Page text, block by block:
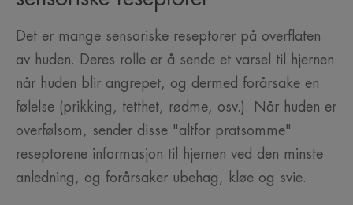
Det er mange sensoriske reseptorer på overflaten
av huden. Deres rolle er å sende et varsel til hjernen
når huden blir angrepet, og dermed forårsake en
følelse (prikking, tetthet, rødme, osv.). Når huden er
overfølsom, sender disse "altfor pratsomme"
reseptorene informasjon til hjernen ved den minste
anledning, og forårsaker ubehag, kløe og svie.